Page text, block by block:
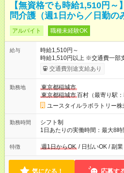
【無資格でも時給1,510円～
問介護（週1日から／日勤の
アルバイト 職種未経験OK
給与
時給1,510円～
時給1,510円以上 ※交通費一部
考慮して決定します 【収入例】 週1回勤務の場合：1,510円×8時
間×4回=4万8,320円 週3回勤務の場合：1,510円×8時間×12回
1,600円 【試用期間】試用期間あり 試用期間の長さ：2ヶ月
※ 雇用形態と給与に、本採用時
形態：本採用時と同じです。 給
交通費別途支給あり
勤務地
東京都稲城市
東京都稲城市百村（最寄り駅：
ユースタイルラボラトリー株
勤務時間
シフト制
1日あたりの実働時間：最大8
の間で6～8時間勤務（休憩時間は法定通り
日6時間から勤務OK ／ 夜勤なし ＊＊ 勤務時間例 ＊＊ ■8
※訪問先により変動 ※曜日固定
特徴 週1日からOK / 日払いOK / 副
気になる！ 応募す